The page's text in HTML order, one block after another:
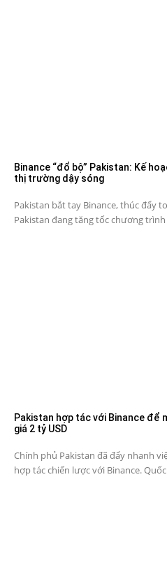
Binance “đổ bộ” Pakistan: Kế
thị trường dậy sóng
Pakistan bắt tay Binance, thúc đẩy
Pakistan đang tăng tốc chương
Pakistan hợp tác với Binance để
giá 2 tỷ USD
Chính phủ Pakistan đã đẩy nhanh
hợp tác chiến lược với Binance.